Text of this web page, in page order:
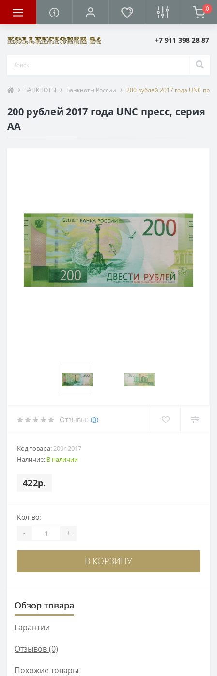
0
+7 911 398 28 87
БАНКНОТЫ Банкноты России 200 рублей 2017 года UNC
200 рублей 2017 года UNC пресс, серия
АА
Отзывы: (0)
Код товара:200r-2017
Наличие: В наличии
422р.
Кол-во:
- +
В КОРЗИНУ
Обзор товара
Гарантии
Отзывов (0)
Похожие товары